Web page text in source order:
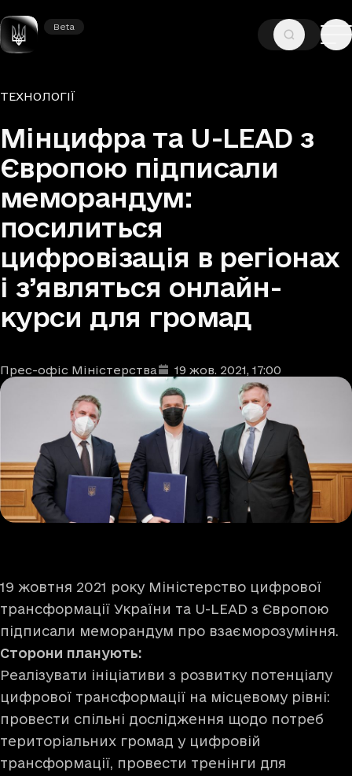
Beta
Beta
ГОЛОВНА —НОВИНИ
Рубрики
ТЕХНОЛОГІЇ
Мінцифра та U-LEAD з
Європою підписали
меморандум:
посилиться
цифровізація в регіонах
і з’являться онлайн-
курси для громад
Автори
Прес-офіс Міністерства
Дата та час публікації: 19 жов. 2021, 17:00
19 жовтня 2021 року Міністерство цифрової
трансформації України та U-LEAD з Європою
підписали меморандум про взаєморозуміння.
Сторони планують:
Реалізувати ініціативи з розвитку потенціалу
цифрової трансформації на місцевому рівні:
провести спільні дослідження щодо потреб
територіальних громад у цифровій
трансформації, провести тренінги для